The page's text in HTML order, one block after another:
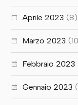
Aprile 2023 (8)
Marzo 2023
Febbraio 2023
Gennaio 2023